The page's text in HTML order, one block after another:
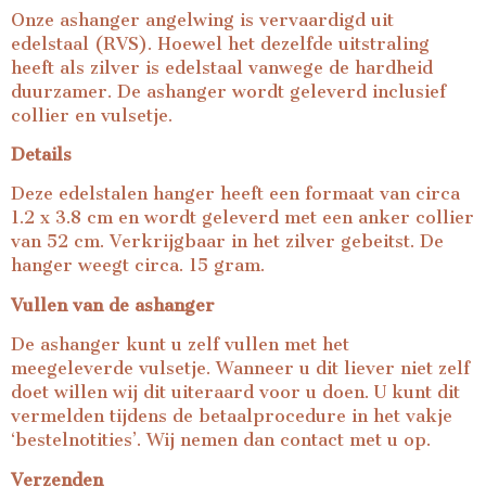
Onze ashanger angelwing is vervaardigd uit
edelstaal (RVS). Hoewel het dezelfde uitstraling
heeft als zilver is edelstaal vanwege de hardheid
duurzamer. De ashanger wordt geleverd inclusief
collier en vulsetje.
Details
Deze edelstalen hanger heeft een formaat van circa
1.2 x 3.8 cm en wordt geleverd met een anker collier
van 52 cm. Verkrijgbaar in het zilver gebeitst. De
hanger weegt circa. 15 gram.
Vullen van de ashanger
De ashanger kunt u zelf vullen met het
meegeleverde vulsetje. Wanneer u dit liever niet zelf
doet willen wij dit uiteraard voor u doen. U kunt dit
vermelden tijdens de betaalprocedure in het vakje
‘bestelnotities’. Wij nemen dan contact met u op.
Verzenden